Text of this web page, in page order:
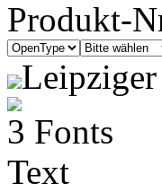
Produkt-
3 Fonts
Text